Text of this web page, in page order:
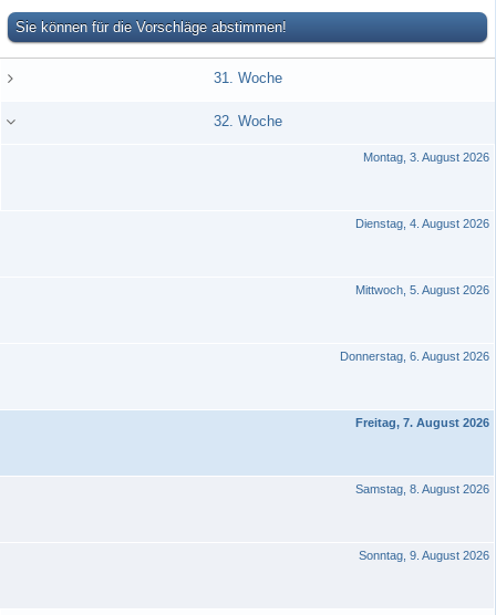
Sie können für die Vorschläge abstimmen!
31. Woche
32. Woche
Montag, 3. August 2026
Dienstag, 4. August 2026
Mittwoch, 5. August 2026
Donnerstag, 6. August 2026
Freitag, 7. August 2026
Samstag, 8. August 2026
Sonntag, 9. August 2026